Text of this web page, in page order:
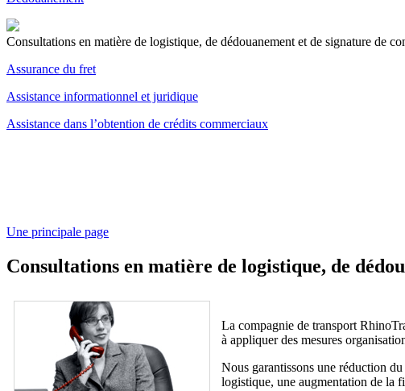
Consultations en matière de logistique, de dédouanement et de signature de
Assurance du fret
Assistance informationnel et juridique
Assistance dans l’obtention de crédits commerciaux
Une principale page
Consultations en matière de logistique, de
La compagnie de transport
à appliquer des mesures
Nous garantissons une réduction
logistique, une augmentation de la